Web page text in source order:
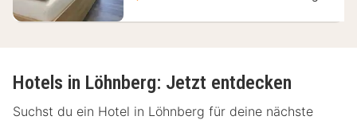
Hotels in Löhnberg: Jetzt entdecken
Suchst du ein Hotel in Löhnberg für deine nächste